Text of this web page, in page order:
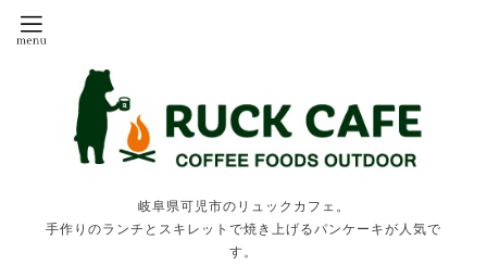
岐阜県可児市のリュックカフェ。
手作りのランチとスキレットで焼き上げるパンケーキが人気で
す。